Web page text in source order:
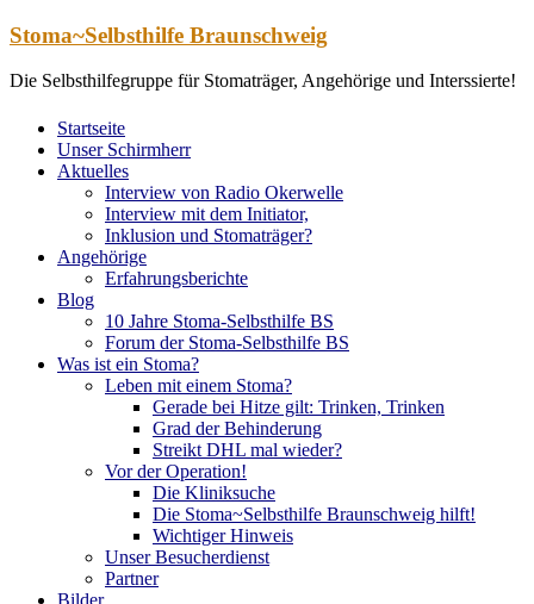
Zum
springen
Stoma~Selbsthilfe Braunschweig
Die Selbsthilfegruppe für Stomaträger, Angehörige und Interssierte!
Startseite
Unser Schirmherr
Aktuelles
Interview von Radio Okerwelle
Interview mit dem Initiator,
Inklusion und Stomaträger?
Angehörige
Erfahrungsberichte
Blog
10 Jahre Stoma-Selbsthilfe BS
Forum der Stoma-Selbsthilfe BS
Was ist ein Stoma?
Leben mit einem Stoma?
Gerade bei Hitze gilt: Trinken, Trinken
Grad der Behinderung
Streikt DHL mal wieder?
Vor der Operation!
Die Kliniksuche
Die Stoma~Selbsthilfe Braunschweig hilft!
Wichtiger Hinweis
Unser Besucherdienst
Partner
Bilder